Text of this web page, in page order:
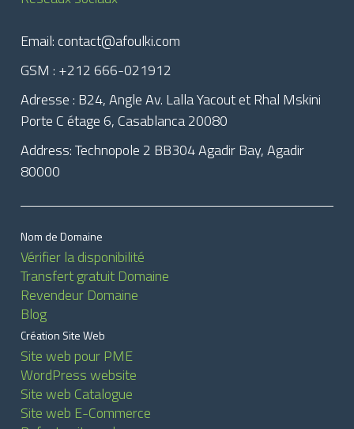
Email: contact@afoulki.com
GSM : +212 666-021912
Adresse : B24, Angle Av. Lalla Yacout et Rhal Mskini
Porte C étage 6, Casablanca 20080
Address: Technopole 2 BB304 Agadir Bay, Agadir
80000
Nom de Domaine
Vérifier la disponibilité
Transfert gratuit Domaine
Revendeur Domaine
Blog
Création Site Web
Site web pour PME
WordPress website
Site web Catalogue
Site web E-Commerce